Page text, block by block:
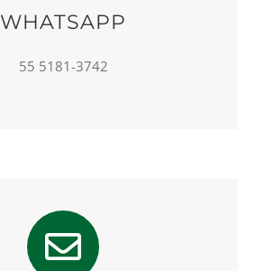
WHATSAPP
55 5181-3742